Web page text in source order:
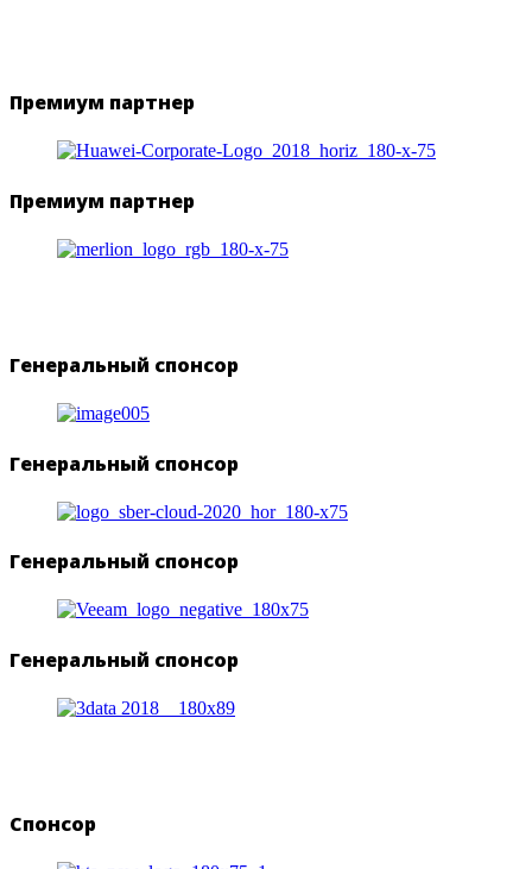
Премиум партнер
Премиум партнер
Генеральный спонсор
Генеральный спонсор
Генеральный спонсор
Генеральный спонсор
Спонсор